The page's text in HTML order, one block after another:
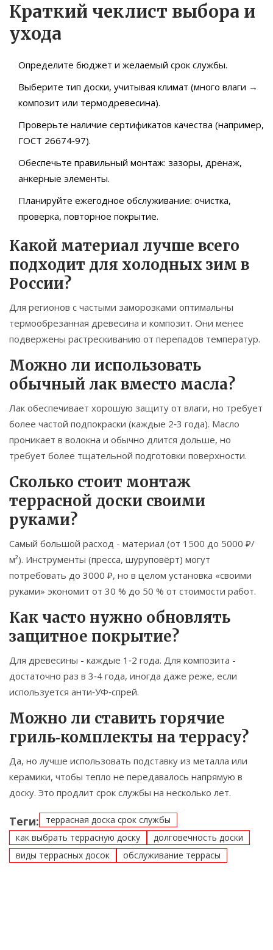
Краткий чеклист выбора и
ухода
Определите бюджет и желаемый срок службы.
Выберите тип доски, учитывая климат (много влаги →
композит или термодревесина).
Проверьте наличие сертификатов качества (например,
ГОСТ 26674‑97).
Обеспечьте правильный монтаж: зазоры, дренаж,
анкерные элементы.
Планируйте ежегодное обслуживание: очистка,
проверка, повторное покрытие.
Какой материал лучше всего
подходит для холодных зим в
России?
Для регионов с частыми заморозками оптимальны
термообрезанная древесина и композит. Они менее
подвержены растрескиванию от перепадов температур.
Можно ли использовать
обычный лак вместо масла?
Лак обеспечивает хорошую защиту от влаги, но требует
более частой подпокраски (каждые 2‑3 года). Масло
проникает в волокна и обычно длится дольше, но
требует более тщательной подготовки поверхности.
Сколько стоит монтаж
террасной доски своими
руками?
Самый большой расход - материал (от 1500 до 5000 ₽/
м²). Инструменты (пресса, шуруповёрт) могут
потребовать до 3000 ₽, но в целом установка «своими
руками» экономит от 30 % до 50 % от стоимости работ.
Как часто нужно обновлять
защитное покрытие?
Для древесины - каждые 1‑2 года. Для композита -
достаточно раз в 3‑4 года, иногда даже реже, если
используется анти‑УФ‑спрей.
Можно ли ставить горячие
гриль‑комплекты на террасу?
Да, но лучше использовать подставку из металла или
керамики, чтобы тепло не передавалось напрямую в
доску. Это продлит срок службы на несколько лет.
Теги:
террасная доска срок службы
как выбрать террасную доску
долговечность доски
виды террасных досок
обслуживание террасы